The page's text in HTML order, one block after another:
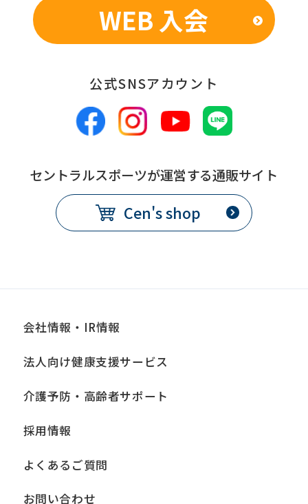
WEB 入会
公式SNSアカウント
セントラルスポーツが運営する通販サイト
Cen's shop
会社情報・IR情報
法人向け健康支援サービス
介護予防・高齢者サポート
採用情報
よくあるご質問
お問い合わせ